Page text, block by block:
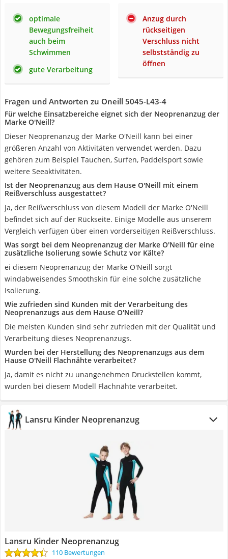
optimale
Bewegungsfreiheit
auch beim
Schwimmen
gute Verarbeitung
Anzug durch
rückseitigen
Verschluss nicht
selbstständig zu
öffnen
Fragen und Antworten zu Oneill 5045-L43-4
Für welche Einsatzbereiche eignet sich der Neoprenanzug der
Marke O'Neill?
Dieser Neoprenanzug der Marke O'Neill kann bei einer
größeren Anzahl von Aktivitäten verwendet werden. Dazu
gehören zum Beispiel Tauchen, Surfen, Paddelsport sowie
weitere Seeaktivitäten.
Ist der Neoprenanzug aus dem Hause O'Neill mit einem
Reißverschluss ausgestattet?
Ja, der Reißverschluss von diesem Modell der Marke O'Neill
befindet sich auf der Rückseite. Einige Modelle aus unserem
Vergleich verfügen über einen vorderseitigen Reißverschluss.
Was sorgt bei dem Neoprenanzug der Marke O'Neill für eine
zusätzliche Isolierung sowie Schutz vor Kälte?
ei diesem Neoprenanzug der Marke O'Neill sorgt
windabweisendes Smoothskin für eine solche zusätzliche
Isolierung.
Wie zufrieden sind Kunden mit der Verarbeitung des
Neoprenanzugs aus dem Hause O'Neill?
Die meisten Kunden sind sehr zufrieden mit der Qualität und
Verarbeitung dieses Neoprenanzugs.
Wurden bei der Herstellung des Neoprenanzugs aus dem
Hause O'Neill Flachnähte verarbeitet?
Ja, damit es nicht zu unangenehmen Druckstellen kommt,
wurden bei diesem Modell Flachnähte verarbeitet.
Lansru Kinder Neoprenanzug
Lansru Kinder Neoprenanzug
110 Bewertungen